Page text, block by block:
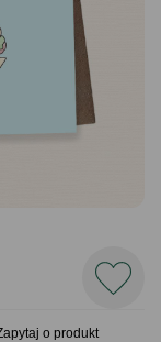
o produkt